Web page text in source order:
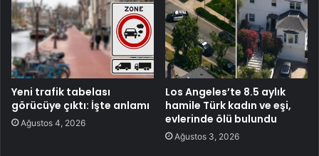
Yeni trafik tabelası
görücüye çıktı: İşte anlamı
Ağustos 4, 2026
Los Angeles’te 8.5 aylık
hamile Türk kadın ve eşi,
evlerinde ölü bulundu
Ağustos 3, 2026